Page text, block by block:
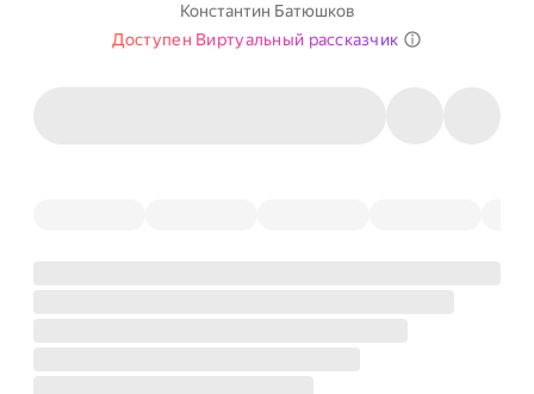
Константин Батюшков
Доступен Виртуальный рассказчик